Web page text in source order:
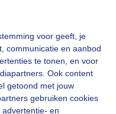
voor geeft, je
communicatie en aanbod
te tonen, en voor
Ook content
getoond met jouw
gebruiken cookies
en